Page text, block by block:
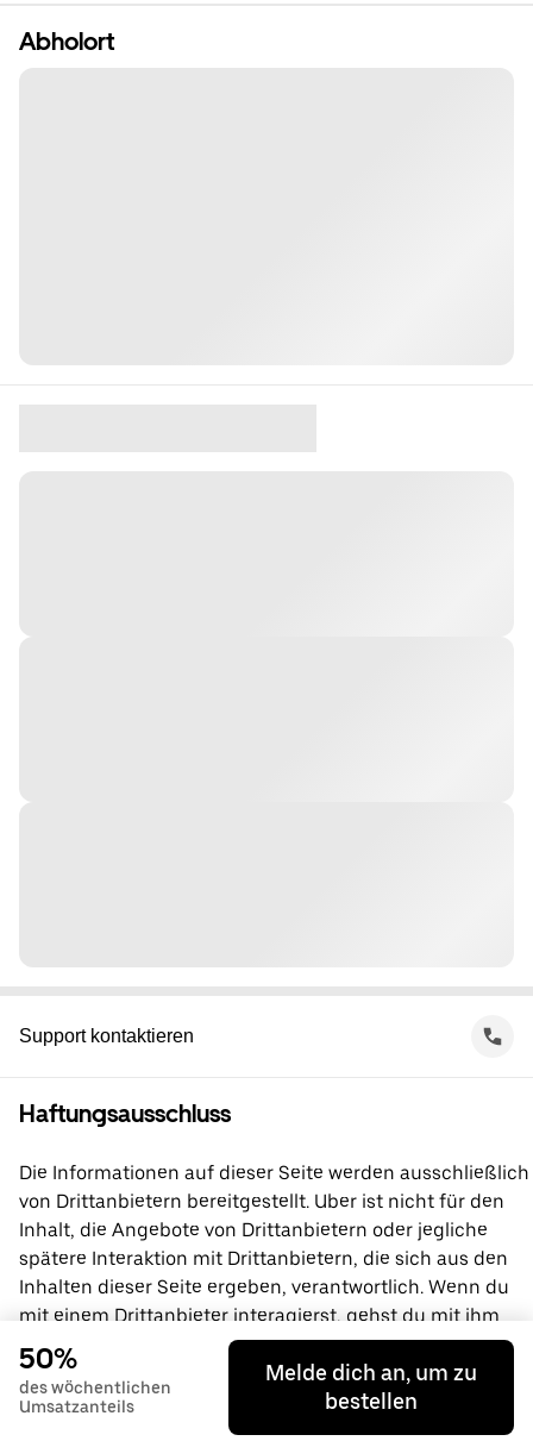
Abholort
Support kontaktieren
Haftungsausschluss
Die Informationen auf dieser Seite werden ausschließlich
von Drittanbietern bereitgestellt. Uber ist nicht für den
Inhalt, die Angebote von Drittanbietern oder jegliche
spätere Interaktion mit Drittanbietern, die sich aus den
Inhalten dieser Seite ergeben, verantwortlich. Wenn du
mit einem Drittanbieter interagierst, gehst du mit ihm
direkt eine Vereinbarung ein, an der Uber nicht beteiligt
ist. Wende dich bei Fragen bitte direkt an den
Drittanbieter.
50%
des wöchentlichen
Umsatzanteils
Melde dich an, um zu
bestellen